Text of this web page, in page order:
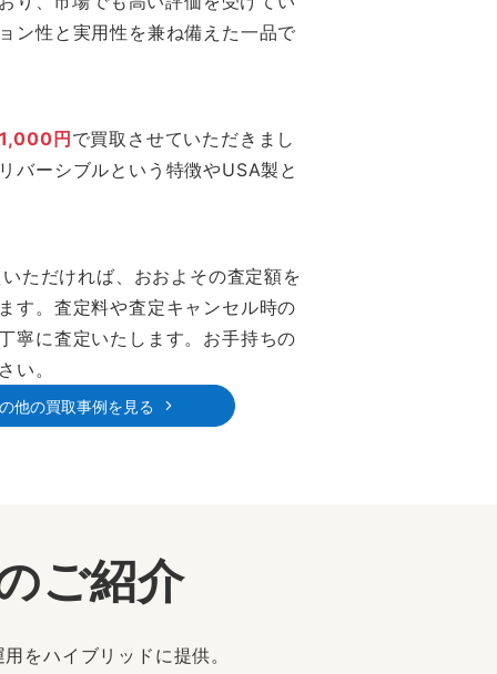
ン性と実用性を兼ね備えた一品で
円 で買取させていただきまし
バーシブルという特徴やUSA製と
ただければ、おおよその査定額を
す。査定料や査定キャンセル時の
寧に査定いたします。お手持ちの
い。
他の買取事例を見る
ご紹介
をハイブリッドに提供。